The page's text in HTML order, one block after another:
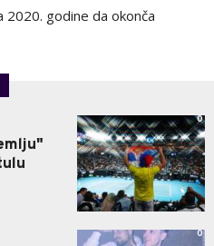
2020. godine da okonča
0
0